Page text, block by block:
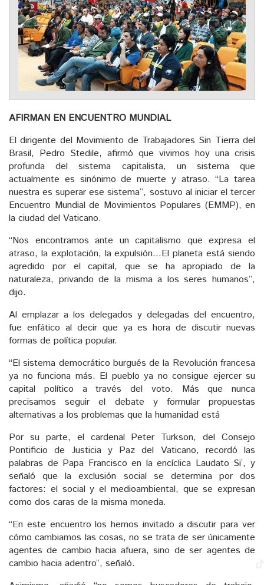
AFIRMAN EN ENCUENTRO MUNDIAL
El dirigente del Movimiento de Trabajadores Sin Tierra del
Brasil, Pedro Stedile, afirmó que vivimos hoy una crisis
profunda del sistema capitalista, un sistema que
actualmente es sinónimo de muerte y atraso. “La tarea
nuestra es superar ese sistema”, sostuvo al iniciar el tercer
Encuentro Mundial de Movimientos Populares (EMMP), en
la ciudad del Vaticano.
“Nos encontramos ante un capitalismo que expresa el
atraso, la explotación, la expulsión…El planeta está siendo
agredido por el capital, que se ha apropiado de la
naturaleza, privando de la misma a los seres humanos”,
dijo.
Al emplazar a los delegados y delegadas del encuentro,
fue enfático al decir que ya es hora de discutir nuevas
formas de política popular.
“El sistema democrático burgués de la Revolución francesa
ya no funciona más. El pueblo ya no consigue ejercer su
capital político a través del voto. Más que nunca
precisamos seguir el debate y formular propuestas
alternativas a los problemas que la humanidad está
Por su parte, el cardenal Peter Turkson, del Consejo
Pontificio de Justicia y Paz del Vaticano, recordó las
palabras de Papa Francisco en la encíclica Laudato Si’, y
señaló que la exclusión social se determina por dos
factores: el social y el medioambiental, que se expresan
como dos caras de la misma moneda.
“En este encuentro los hemos invitado a discutir para ver
cómo cambiamos las cosas, no se trata de ser únicamente
agentes de cambio hacia afuera, sino de ser agentes de
cambio hacia adentro”, señaló.